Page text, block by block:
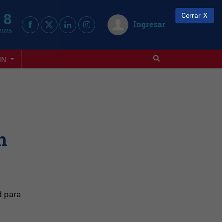
Ingresar
para
Cerrar